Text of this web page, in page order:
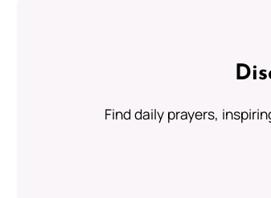
Find daily prayers,